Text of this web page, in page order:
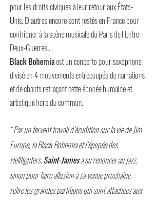
pour les droits civiques à leur retour aux États-
Unis. D’autres encore sont restés en France pour
contribuer à la scène musicale du Paris de l’Entre-
Deux-Guerres...
Black Bohemiaest un concerto pour saxophone
divisé en 4 mouvements entrecoupés de narrations
et de chants retraçant cette épopée humaine et
artistique hors du commun.
“ Par un fervent travail d’érudition sur la vie de Jim
Europe, la Black Bohemia et l’épopée des
Hellfighters,Saint-Jamesa su renoncer au jazz,
sinon pour faire allusion à sa venue prochaine,
relire les grandes partitions qui sont attachées aux